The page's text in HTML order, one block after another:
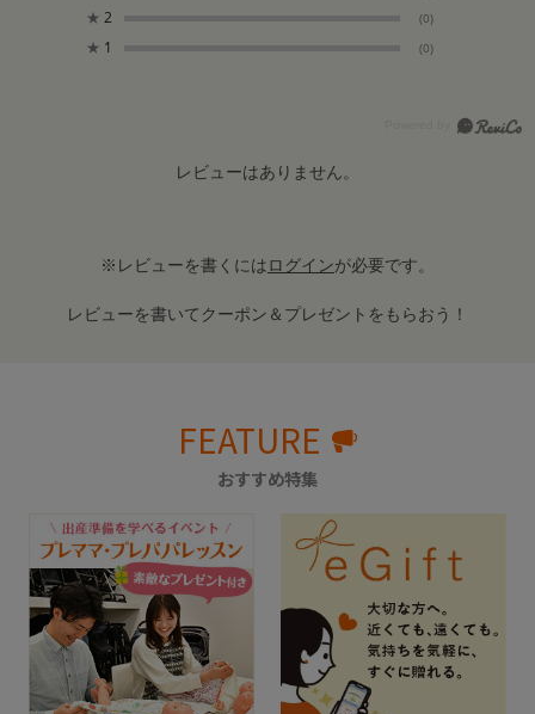
★ 2 (0)
★ 1 (0)
レビューはありません。
※レビューを書くにはログインが必要です。
レビューを書いてクーポン＆プレゼントをもらおう！
FEATURE
おすすめ特集